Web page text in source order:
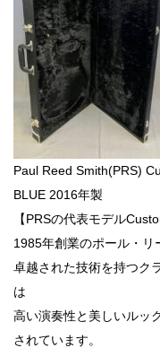
Paul Reed Smith(PRS)
BLUE 2016年製
【PRSの代表モデル
1985年創業のポール・リ
卓越された技術を持つク
は
高い演奏性と美しいルッ
されています。